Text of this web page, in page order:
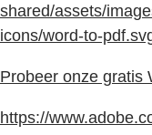
shared/assets/
icons/word-to-
Probeer onze gratis
https://